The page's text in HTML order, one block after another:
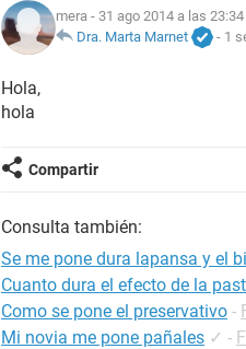
mera - 31 ago 2014 a las 23:34
Dra. Marta Marnet
- 1
Hola,
hola
Compartir
Consulta también:
Se me pone dura lapansa y el
Cuanto dura el efecto de la
Como se pone el preservativo -
Mi novia me pone pañales ✓ -